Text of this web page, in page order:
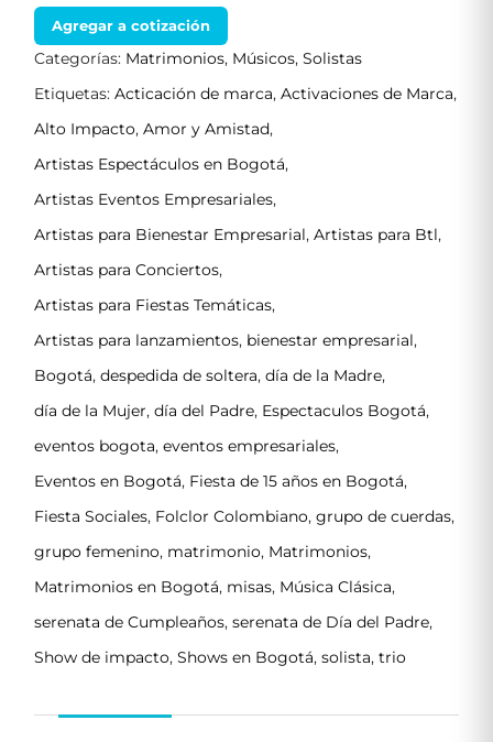
Agregar a cotización
Categorías: Matrimonios, Músicos, Solistas
Etiquetas: Acticación de marca, Activaciones de Marca,
Alto Impacto, Amor y Amistad,
Artistas Espectáculos en Bogotá,
Artistas Eventos Empresariales,
Artistas para Bienestar Empresarial, Artistas para Btl,
Artistas para Conciertos,
Artistas para Fiestas Temáticas,
Artistas para lanzamientos, bienestar empresarial,
Bogotá, despedida de soltera, día de la Madre,
día de la Mujer, día del Padre, Espectaculos Bogotá,
eventos bogota, eventos empresariales,
Eventos en Bogotá, Fiesta de 15 años en Bogotá,
Fiesta Sociales, Folclor Colombiano, grupo de cuerdas,
grupo femenino, matrimonio, Matrimonios,
Matrimonios en Bogotá, misas, Música Clásica,
serenata de Cumpleaños, serenata de Día del Padre,
Show de impacto, Shows en Bogotá, solista, trio